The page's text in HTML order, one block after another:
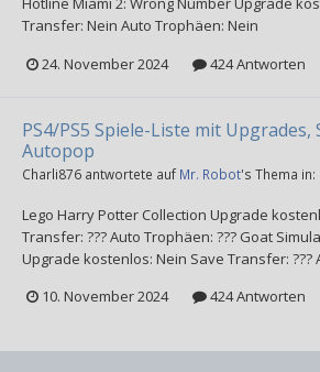
Transfer: Nein Auto Trophäen: Nein
24. November 2024
424 Antworten
PS4/PS5 Spiele-Liste mit
Autopop
Charli876 antwortete auf Mr. Robot's Thema in:
Lego Harry Potter Collection Upgrade
Transfer: ??? Auto Trophäen: ??? Goat
Upgrade kostenlos: Nein Save Transfer: ???
10. November 2024
424 Antworten